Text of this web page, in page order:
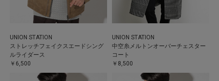
UNION STATION
ストレッチフェイクスエードシング
ルライダース
￥6,500
UNION STATION
中空糸メルトンオーバーチェスター
コート
￥8,500